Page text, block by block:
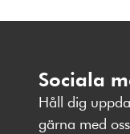
Sociala
Håll dig
gärna med